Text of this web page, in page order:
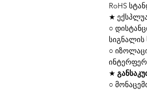
RoHS
★
○
○
★
○